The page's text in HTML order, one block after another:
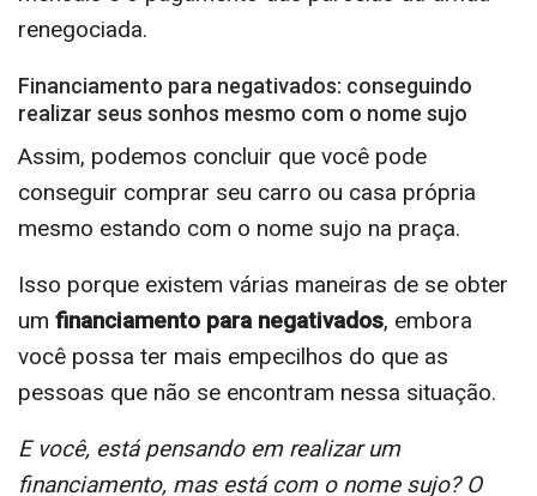
renegociada.
Financiamento para negativados: conseguindo
realizar seus sonhos mesmo com o nome sujo
Assim, podemos concluir que você pode
conseguir comprar seu carro ou casa própria
mesmo estando com o nome sujo na praça.
Isso porque existem várias maneiras de se obter
um financiamento para negativados, embora
você possa ter mais empecilhos do que as
pessoas que não se encontram nessa situação.
E você, está pensando em realizar um
financiamento, mas está com o nome sujo? O